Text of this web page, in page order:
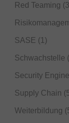
Red Teaming
SASE (1)
Schwachstelle
Security
Supply Chain
Weiterbildung